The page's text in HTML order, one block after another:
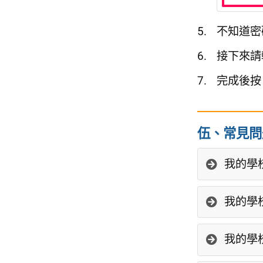
不知道
接下來
完成後
伍、常見
我的學
我的學
我的學